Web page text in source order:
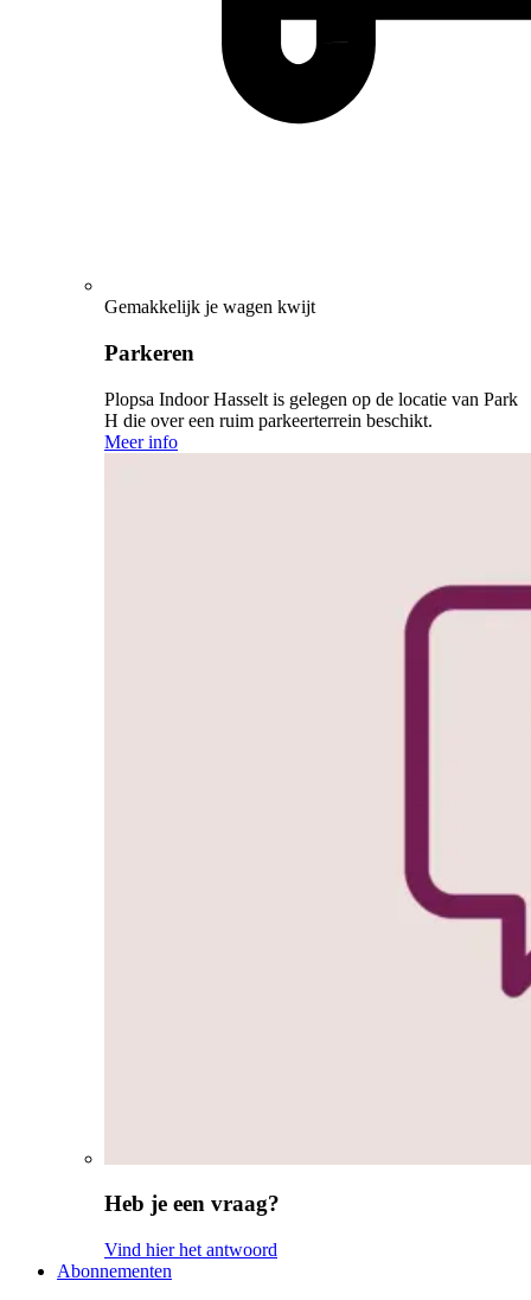
Gemakkelijk je wagen kwijt
Parkeren
Plopsa Indoor Hasselt is gelegen op de locatie van Park
H die over een ruim parkeerterrein beschikt.
Meer info
Heb je een vraag?
Vind hier het antwoord
Abonnementen